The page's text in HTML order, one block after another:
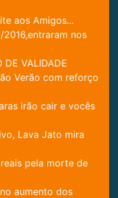
aos Amigos...
nos
DE VALIDADE
Verão com reforço
irão cair e vocês
Lava Jato mira
pela morte de
aumento dos